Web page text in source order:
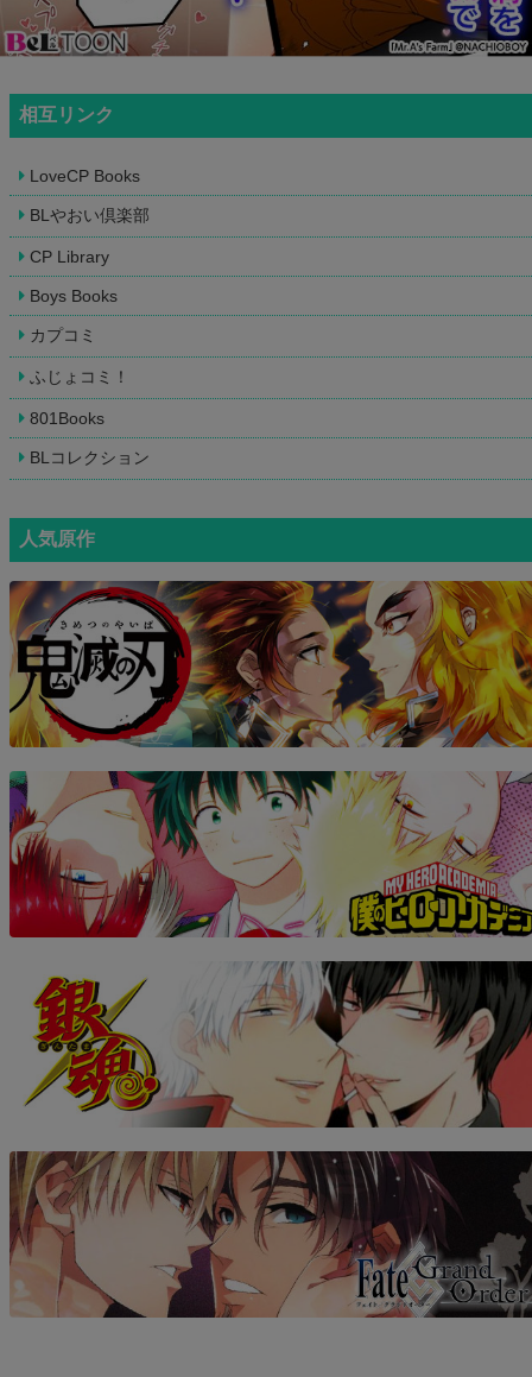
相互リンク
LoveCP Books
BLやおい倶楽部
CP Library
Boys Books
カプコミ
ふじょコミ！
801Books
BLコレクション
人気原作